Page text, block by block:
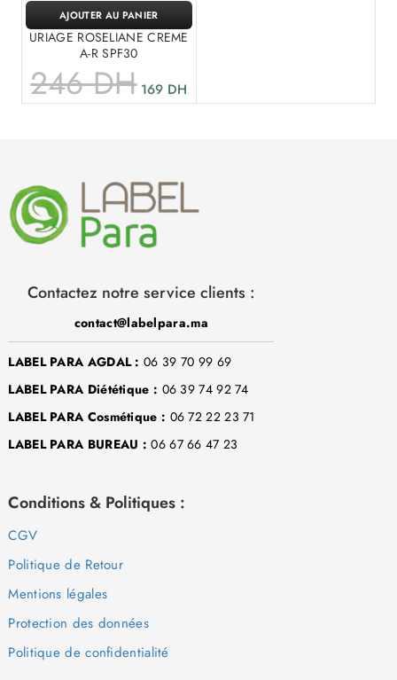
URIAGE ROSELIANE CREME
A-R SPF30
246DH 169 DH
AJOUTER AU PANIER
Contactez notre service clients :
contact@labelpara.ma
LABEL PARA AGDAL : 06 39 70 99 69
LABEL PARA Diététique : 06 39 74 92 74
LABEL PARA Cosmétique : 06 72 22 23 71
LABEL PARA BUREAU : 06 67 66 47 23
Conditions & Politiques :
CGV
Politique de Retour
Mentions légales
Protection des données
Politique de confidentialité